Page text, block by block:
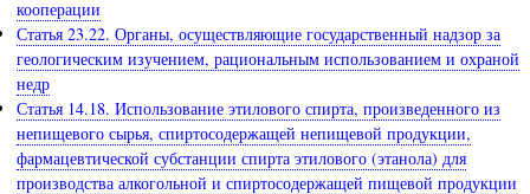
кооперации
Статья 23.22. Органы, осуществляющие государственный надзор за
геологическим изучением, рациональным использованием и охраной
недр
Статья 14.18. Использование этилового спирта, произведенного из
непищевого сырья, спиртосодержащей непищевой продукции,
фармацевтической субстанции спирта этилового (этанола) для
производства алкогольной и спиртосодержащей пищевой продукции